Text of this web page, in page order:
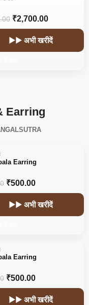
₹2,700.00
▶▶ अभी खरीदें
Earring
Earring
₹500.00
▶▶ अभी खरीदें
Earring
₹500.00
▶▶ अभी खरीदें